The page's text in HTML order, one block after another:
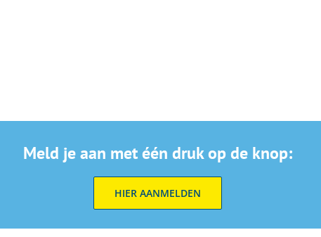
Meld je aan met één druk op de knop:
HIER AANMELDEN